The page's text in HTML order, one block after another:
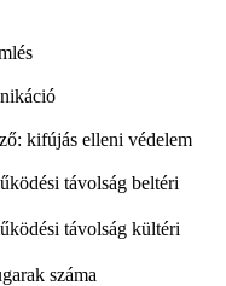
kifújás elleni védelem
távolság beltéri
távolság kültéri
száma